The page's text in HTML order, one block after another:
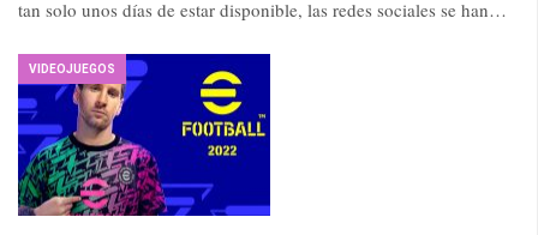
tan solo unos días de estar disponible, las redes sociales se han…
VIDEOJUEGOS